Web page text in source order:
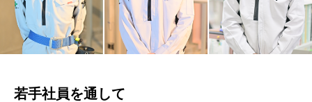
若手社員を通して